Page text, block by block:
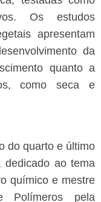
Os estudos
apresentam
da
quanto a
como seca e
do quarto e último
dedicado ao tema
químico e mestre
Polímeros pela